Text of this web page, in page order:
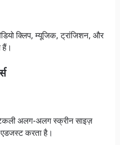
क्लिप, म्यूजिक, ट्रांजिशन, और
अलग-अलग स्क्रीन साइज़
करता है।